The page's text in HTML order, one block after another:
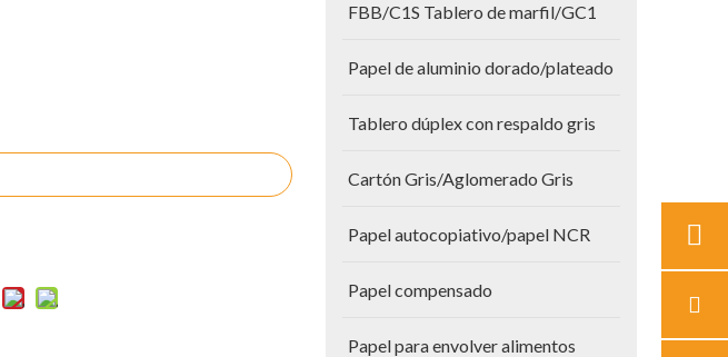
FBB/C1S Tablero de marfil/GC1
Papel de aluminio dorado/plateado
Tablero dúplex con respaldo gris
Cartón Gris/Aglomerado Gris
Papel autocopiativo/papel NCR
Papel compensado
Papel para envolver alimentos